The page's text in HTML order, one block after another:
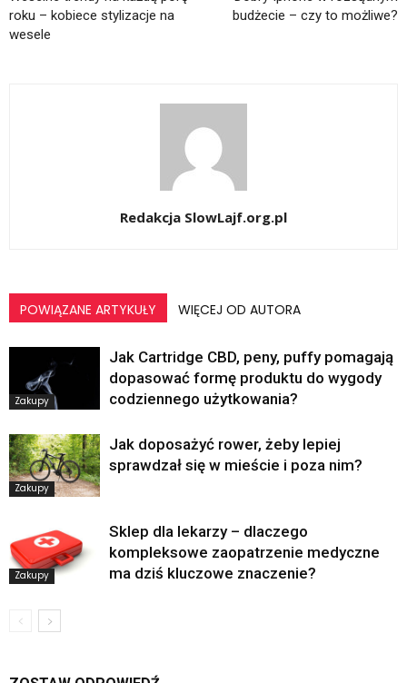
roku – kobiece stylizacje na
wesele
budżecie – czy to możliwe?
Redakcja SlowLajf.org.pl
POWIĄZANE ARTYKUŁY WIĘCEJ OD AUTORA
Zakupy
Jak Cartridge CBD, peny, puffy pomagają
dopasować formę produktu do wygody
codziennego użytkowania?
Zakupy
Jak doposażyć rower, żeby lepiej
sprawdzał się w mieście i poza nim?
Zakupy
Sklep dla lekarzy – dlaczego
kompleksowe zaopatrzenie medyczne
ma dziś kluczowe znaczenie?